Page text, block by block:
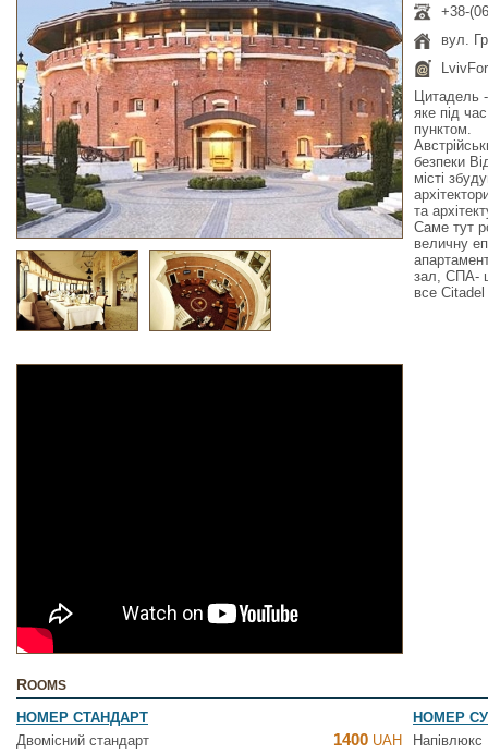
+38-
вул.
Цитадель -
яке під
пунктом.
безпеки
місті
та
Саме тут
величну
зал, СПА-
все
ROOMS
НОМЕР СТАНДАРТ
Двомісний стандарт
1400 UAH
НОМЕР
Напівлюкс